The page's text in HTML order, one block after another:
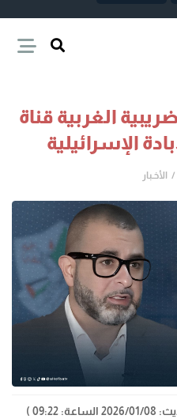
الغربية قناة
الإسرائيلية
الأخـبار
09:22 )